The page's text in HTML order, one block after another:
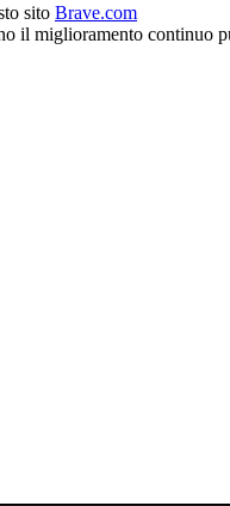
sito Brave.com
il miglioramento continuo